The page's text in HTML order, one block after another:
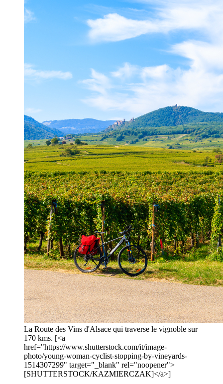
La Route des Vins d'Alsace qui traverse le vignoble sur
170 kms. [<a
href="https://www.shutterstock.com/it/image-
photo/young-woman-cyclist-stopping-by-vineyards-
1514307299" target="_blank" rel="noopener">
[SHUTTERSTOCK/KAZMIERCZAK]</a>]